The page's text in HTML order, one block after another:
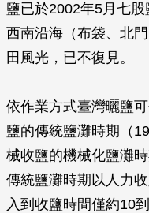
鹽已於2002年5月七
西南沿海（布袋、北
田風光，已不復見。
依作業方式臺灣曬鹽
鹽的傳統鹽灘時期（
械收鹽的機械化鹽灘
傳統鹽灘時期以人力
入到收鹽時間僅約10